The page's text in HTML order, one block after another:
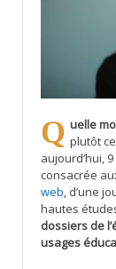
Quelle
plutôt
aujourd’hui,
consacrée
web, d’une
hautes
dossiers de
usages